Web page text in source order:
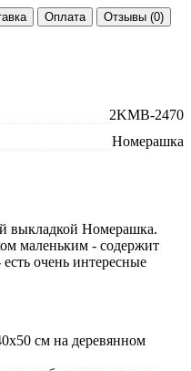
Оплата
Отзывы (0)
2KMB-2470
Номерашка
выкладкой Номерашка.
маленьким - содержит
очень интересные
см на деревянном